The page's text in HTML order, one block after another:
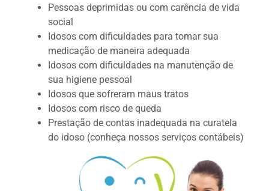
Pessoas deprimidas ou com carência de vida
social
Idosos com dificuldades para tomar sua
medicação de maneira adequada
Idosos com dificuldades na manutenção de
sua higiene pessoal
Idosos que sofreram maus tratos
Idosos com risco de queda
Prestação de contas inadequada na curatela
do idoso (conheça nossos serviços contábeis)